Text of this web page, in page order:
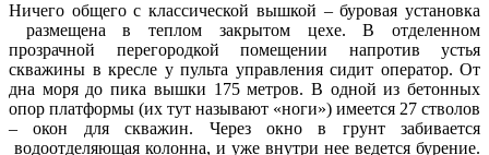
Ничего общего с классической вышкой – буровая установка
размещена в теплом закрытом цехе. В отделенном
прозрачной перегородкой помещении напротив устья
скважины в кресле у пульта управления сидит оператор. От
дна моря до пика вышки 175 метров. В одной из бетонных
опор платформы (их тут называют «ноги») имеется 27 стволов
– окон для скважин. Через окно в грунт забивается
водоотделяющая колонна, и уже внутри нее ведется бурение.